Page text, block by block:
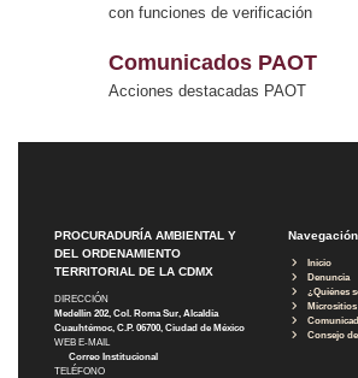
con funciones de verificación
Comunicados PAOT
Acciones destacadas PAOT
PROCURADURÍA AMBIENTAL Y
DEL ORDENAMIENTO
TERRITORIAL DE LA CDMX
DIRECCIÓN
Medellín 202, Col. Roma Sur, Alcaldía
Cuauhtémoc, C.P. 06700, Ciudad de México
WEB E-MAIL
Correo Institucional
TELÉFONO
Navegación
Inicio
Denuncia
¿Quiénes
Micrositios
Consejo